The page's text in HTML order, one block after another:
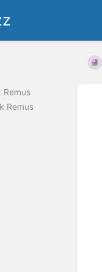
Remus
Remus